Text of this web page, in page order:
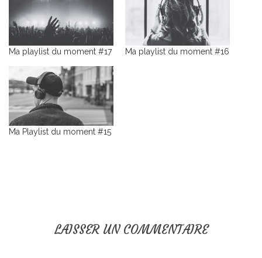
Ma playlist du moment #17 Ma playlist du moment #16
Ma Playlist du moment #15
LAISSER UN COMMENTAIRE